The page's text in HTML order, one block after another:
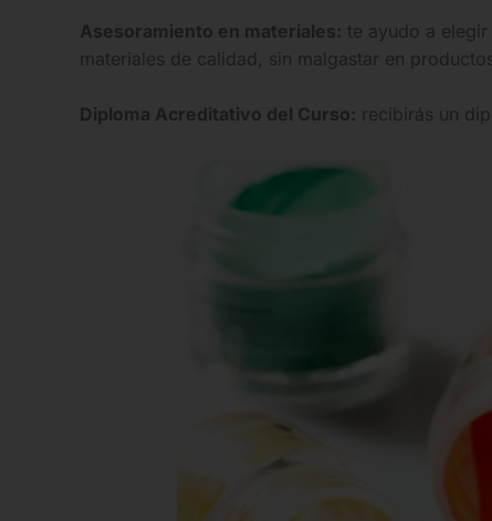
Asesoramiento en materiales: te ayudo a
materiales de calidad, sin malgastar en
Diploma Acreditativo del Curso: recibirás un